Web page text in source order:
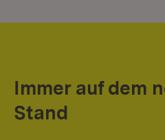
Immer auf dem
Stand